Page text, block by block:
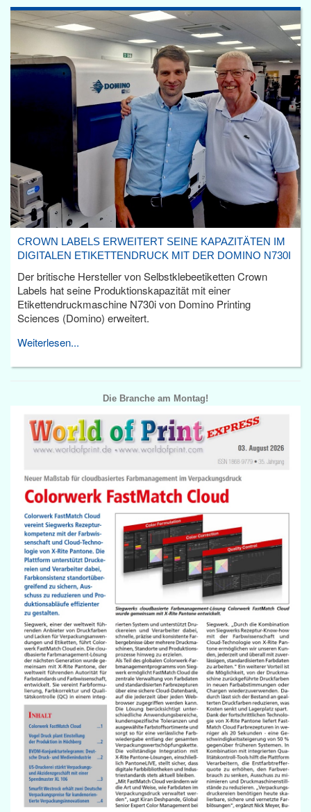
CROWN LABELS ERWEITERT SEINE KAPAZITÄTEN IM
DIGITALEN ETIKETTENDRUCK MIT DER DOMINO N730I
Der britische Hersteller von Selbstklebeetiketten Crown
Labels hat seine Produktionskapazität mit einer
Etikettendruckmaschine N730i von Domino Printing
Sciences (Domino) erweitert.
Weiterlesen...
Die Branche am Montag!